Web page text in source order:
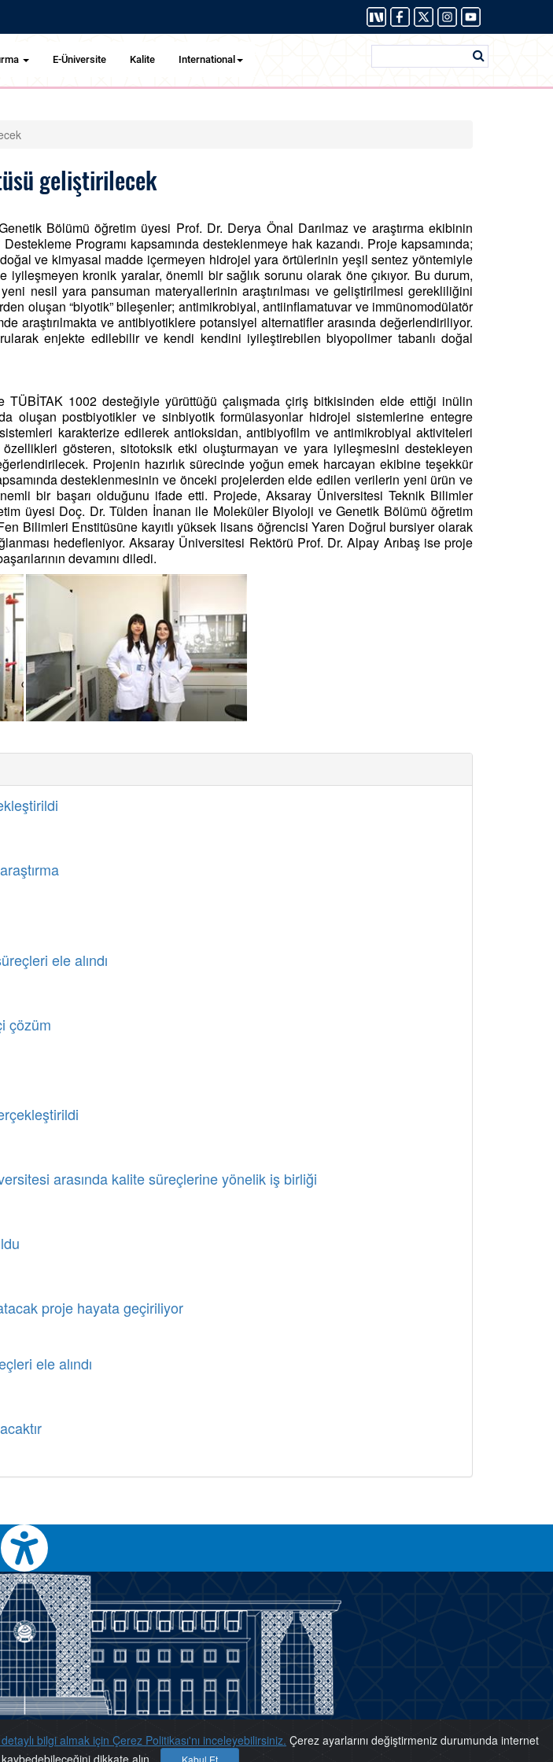
E-Üniversite Kalite International
geliştirilecek
Bölümü öğretim üyesi Prof. Dr. Derya Önal Darılmaz ve araştırma ekibinin
Programı kapsamında desteklenmeye hak kazandı. Proje kapsamında;
ve kimyasal madde içermeyen hidrojel yara örtülerinin yeşil sentez yöntemiyle
kronik yaralar, önemli bir sağlık sorunu olarak öne çıkıyor. Bu durum,
nesil yara pansuman materyallerinin araştırılması ve geliştirilmesi gerekliliğini
oluşan “biyotik” bileşenler; antimikrobiyal, antiinflamatuvar ve immünomodülatör
araştırılmakta ve antibiyotiklere potansiyel alternatifler arasında değerlendiriliyor.
enjekte edilebilir ve kendi kendini iyileştirebilen biyopolimer tabanlı doğal
1002 desteğiyle yürüttüğü çalışmada çiriş bitkisinden elde ettiği inülin
oluşan postbiyotikler ve sinbiyotik formülasyonlar hidrojel sistemlerine entegre
karakterize edilerek antioksidan, antibiyofilm ve antimikrobiyal aktiviteleri
özellikleri gösteren, sitotoksik etki oluşturmayan ve yara iyileşmesini destekleyen
Projenin hazırlık sürecinde yoğun emek harcayan ekibine teşekkür
desteklenmesinin ve önceki projelerden elde edilen verilerin yeni ürün ve
bir başarı olduğunu ifade etti. Projede, Aksaray Üniversitesi Teknik Bilimler
üyesi Doç. Dr. Tülden İnanan ile Moleküler Biyoloji ve Genetik Bölümü öğretim
Bilimleri Enstitüsüne kayıtlı yüksek lisans öğrencisi Yaren Doğrul bursiyer olarak
hedefleniyor. Aksaray Üniversitesi Rektörü Prof. Dr. Alpay Arıbaş ise proje
devamını diledi.
ele alındı
çözüm
arasında kalite süreçlerine yönelik iş birliği
proje hayata geçiriliyor
ele alındı
Konumbilgi almak için Çerez Politikası'nı inceleyebilirsiniz. Çerez ayarlarını değiştirmeniz durumunda internet
dikkate alın
Kabul Et